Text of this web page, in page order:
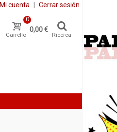
Mi cuenta Cerrar sesión
Carrello
0
0,00 €
Ricerca